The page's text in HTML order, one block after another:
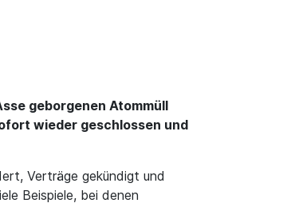
geborgenen Atommüll
wieder geschlossen und
Verträge gekündigt und
Beispiele, bei denen